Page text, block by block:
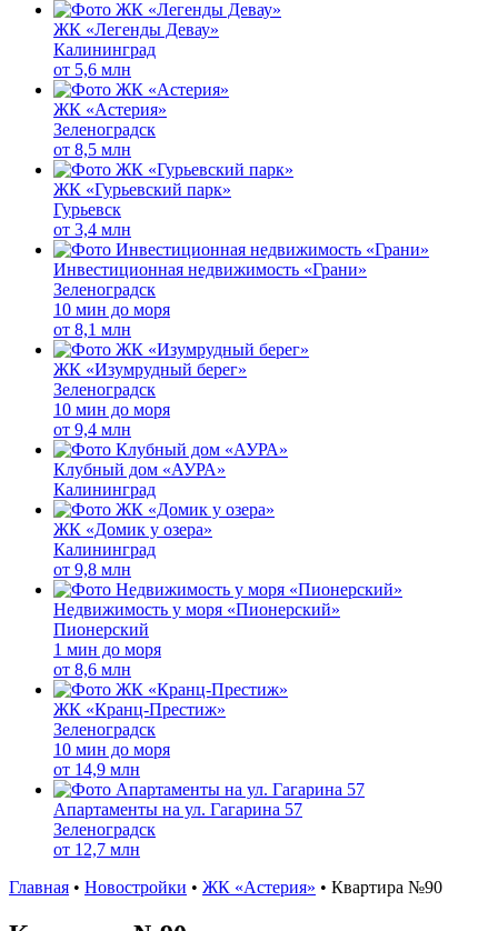
ЖК «Легенды Девау»
Калининград
от 5,6 млн
ЖК «Астерия»
Зеленоградск
от 8,5 млн
ЖК «Гурьевский парк»
Гурьевск
от 3,4 млн
Инвестиционная недвижимость «Грани»
Зеленоградск
10 мин до моря
от 8,1 млн
ЖК «Изумрудный берег»
Зеленоградск
10 мин до моря
от 9,4 млн
Клубный дом «АУРА»
Калининград
ЖК «Домик у озера»
Калининград
от 9,8 млн
Недвижимость у моря «Пионерский»
Пионерский
1 мин до моря
от 8,6 млн
ЖК «Кранц-Престиж»
Зеленоградск
10 мин до моря
от 14,9 млн
Апартаменты на ул. Гагарина 57
Зеленоградск
от 12,7 млн
Главная • Новостройки • ЖК «Астерия» • Квартира №90